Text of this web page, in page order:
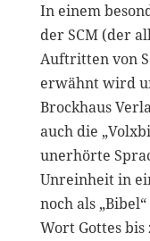
In einem
der SCM (der
Auftritten von
erwähnt wird
Brockhaus
auch die
unerhörte
Unreinheit in
noch als
Wort Gottes